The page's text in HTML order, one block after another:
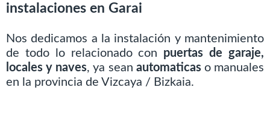
instalaciones en Garai
Nos dedicamos a la instalación y mantenimiento
de todo lo relacionado con puertas de garaje,
locales y naves, ya sean automaticaso manuales
en la provincia de Vizcaya / Bizkaia.